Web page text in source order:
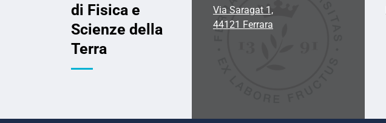
di Fisica e
Scienze della
Terra
Via Saragat 1,
44121 Ferrara